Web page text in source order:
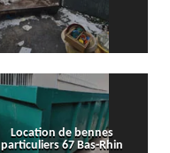
Location de bennes
particuliers 67 Bas-Rhin